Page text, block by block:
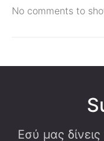
No comments to
Εσύ μας